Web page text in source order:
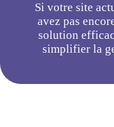
Si votre site
avez pas
solution
simplifier la